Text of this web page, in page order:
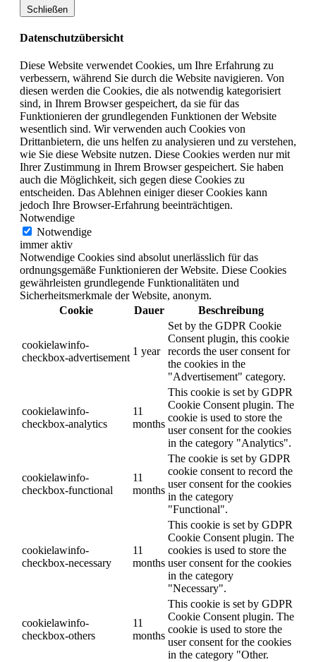
Schließen
Datenschutzübersicht
Diese Website verwendet Cookies, um Ihre Erfahrung zu
verbessern, während Sie durch die Website navigieren. Von
diesen werden die Cookies, die als notwendig kategorisiert
sind, in Ihrem Browser gespeichert, da sie für das
Funktionieren der grundlegenden Funktionen der Website
wesentlich sind. Wir verwenden auch Cookies von
Drittanbietern, die uns helfen zu analysieren und zu verstehen,
wie Sie diese Website nutzen. Diese Cookies werden nur mit
Ihrer Zustimmung in Ihrem Browser gespeichert. Sie haben
auch die Möglichkeit, sich gegen diese Cookies zu
entscheiden. Das Ablehnen einiger dieser Cookies kann
jedoch Ihre Browser-Erfahrung beeinträchtigen.
Notwendige
Notwendige
immer aktiv
Notwendige Cookies sind absolut unerlässlich für das
ordnungsgemäße Funktionieren der Website. Diese Cookies
gewährleisten grundlegende Funktionalitäten und
Sicherheitsmerkmale der Website, anonym.
Cookie
Dauer Beschreibung
cookielawinfo-
checkbox-advertisement
1 year
Set by the GDPR Cookie
Consent plugin, this cookie
records the user consent for
the cookies in the
"Advertisement" category.
cookielawinfo-
checkbox-analytics
11
months
This cookie is set by GDPR
Cookie Consent plugin. The
cookie is used to store the
user consent for the cookies
in the category "Analytics".
cookielawinfo-
checkbox-functional
11
months
The cookie is set by GDPR
cookie consent to record the
user consent for the cookies
in the category
"Functional".
cookielawinfo-
checkbox-necessary
11
months
This cookie is set by GDPR
Cookie Consent plugin. The
cookies is used to store the
user consent for the cookies
in the category
"Necessary".
cookielawinfo-
checkbox-others
11
months
This cookie is set by GDPR
Cookie Consent plugin. The
cookie is used to store the
user consent for the cookies
in the category "Other.